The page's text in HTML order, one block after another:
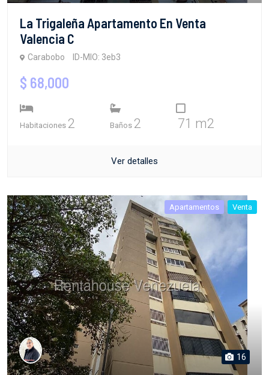
La Trigaleña Apartamento En Venta
Valencia C
Carabobo ID-MIO: 3eb3
$ 68,000
Habitaciones 2 Baños 2 71 m2
Ver detalles
Apartamentos Venta
16